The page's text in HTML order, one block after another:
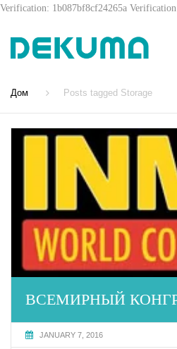
Verification: 1b087bf8cf24265a
Дом Posts tagged Storage
ВСЕМИРНЫЙ
JANUARY 7, 2016